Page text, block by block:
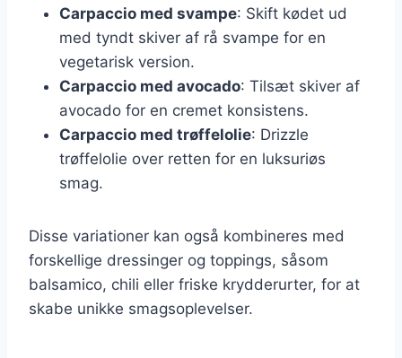
Carpaccio med svampe: Skift kødet ud
med tyndt skiver af rå svampe for en
vegetarisk version.
Carpaccio med avocado: Tilsæt skiver af
avocado for en cremet konsistens.
Carpaccio med trøffelolie: Drizzle
trøffelolie over retten for en luksuriøs
smag.
Disse variationer kan også kombineres med
forskellige dressinger og toppings, såsom
balsamico, chili eller friske krydderurter, for at
skabe unikke smagsoplevelser.